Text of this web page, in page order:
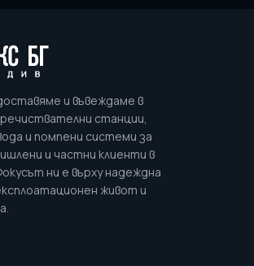
и въвеждаме в
станции,
и помпени системи за
и частни клиенти в
ни е върху надеждна
живот и